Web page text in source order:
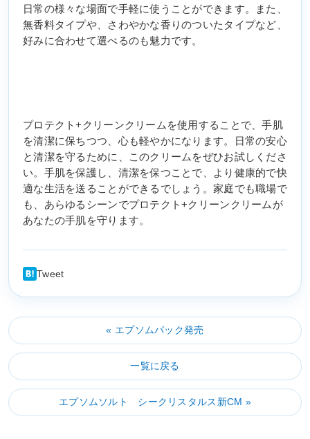
日常の様々な場面で手軽に使うことができます。また、
無香料タイプや、さわやかな香りのついたタイプなど、
好みに合わせて選べるのも魅力です。
プロテクト+クリーンクリームを使用することで、手肌
を清潔に保ちつつ、心も軽やかになります。日常の安心
と清潔を守るために、このクリームをぜひお試しくださ
い。手肌を保護し、清潔を保つことで、より健康的で快
適な生活を送ることができるでしょう。家庭でも職場で
も、あらゆるシーンでプロテクト+クリーンクリームが
あなたの手肌を守ります。
Tweet
« エプソムパック発売
一覧に戻る
エプソムソルト シークリスタルス新CM »